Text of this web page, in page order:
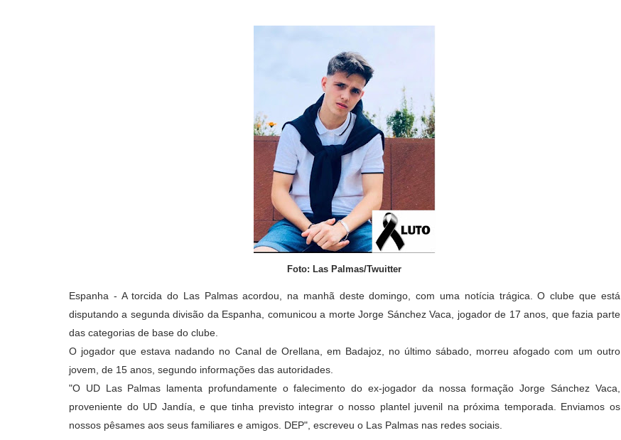
Foto: Las Palmas/Twuitter
Espanha - A torcida do Las Palmas acordou, na manhã deste domingo, com uma notícia trágica. O clube que está
disputando a segunda divisão da Espanha, comunicou a morte Jorge Sánchez Vaca, jogador de 17 anos, que fazia parte
das categorias de base do clube.
O jogador que estava nadando no Canal de Orellana, em Badajoz, no último sábado, morreu afogado com um outro
jovem, de 15 anos, segundo informações das autoridades.
"O UD Las Palmas lamenta profundamente o falecimento do ex-jogador da nossa formação Jorge Sánchez Vaca,
proveniente do UD Jandía, e que tinha previsto integrar o nosso plantel juvenil na próxima temporada. Enviamos os
nossos pêsames aos seus familiares e amigos. DEP", escreveu o Las Palmas nas redes sociais.